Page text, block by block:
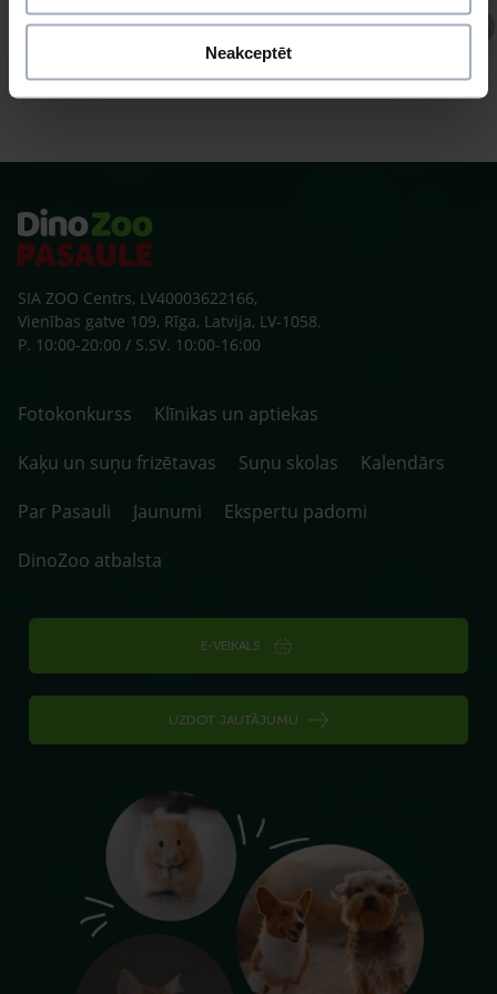
Neakceptēt
Atbild Ihtiologs, Ihtiologs
SIA ZOO Centrs, LV40003622166,
Vienības gatve 109, Rīga, Latvija, LV-1058.
P. 10:00-20:00 / S.SV. 10:00-16:00
Fotokonkurss
Klīnikas un aptiekas
Kaķu un suņu frizētavas
Suņu skolas
Kalendārs
Par Pasauli
Jaunumi
Ekspertu padomi
DinoZoo atbalsta
E-VEIKALS
UZDOT JAUTĀJUMU